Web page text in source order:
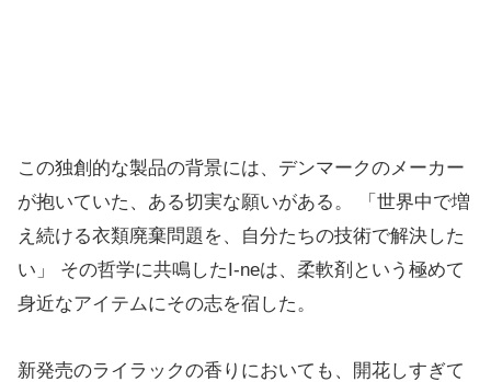
この独創的な製品の背景には、デンマークのメーカー
が抱いていた、ある切実な願いがある。 「世界中で増
え続ける衣類廃棄問題を、自分たちの技術で解決した
い」 その哲学に共鳴したI-neは、柔軟剤という極めて
身近なアイテムにその志を宿した。
新発売のライラックの香りにおいても、開花しすぎて